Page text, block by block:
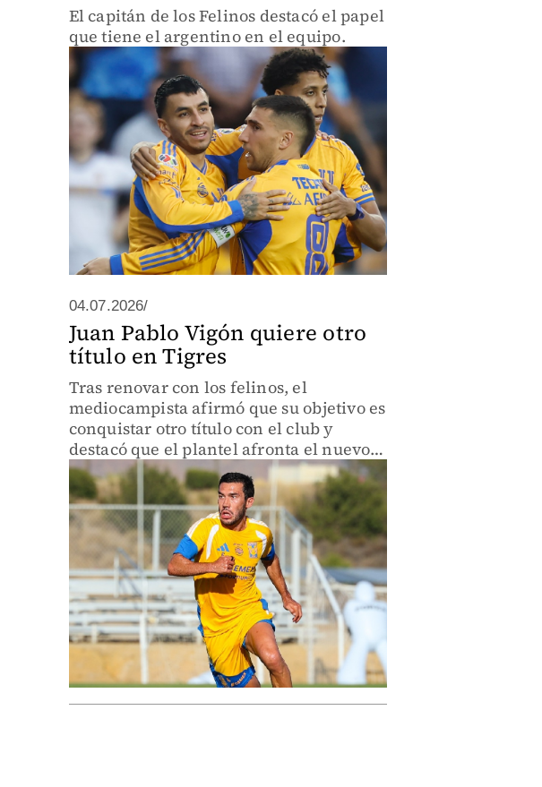
El capitán de los Felinos destacó el papel
que tiene el argentino en el equipo.
04.07.2026/
Juan Pablo Vigón quiere otro
título en Tigres
Tras renovar con los felinos, el
mediocampista afirmó que su objetivo es
conquistar otro título con el club y
destacó que el plantel afronta el nuevo
torneo con mayor hambre y
compromiso.